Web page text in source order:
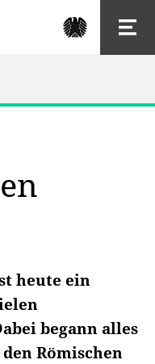
heute ein
begann alles
Römischen